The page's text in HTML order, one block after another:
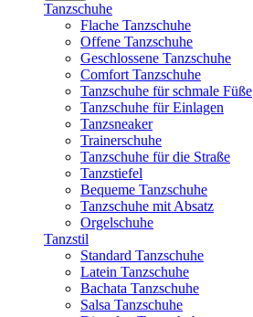
Tanzschuhe
Flache Tanzschuhe
Offene Tanzschuhe
Geschlossene Tanzschuhe
Comfort Tanzschuhe
Tanzschuhe für schmale Füße
Tanzschuhe für Einlagen
Tanzsneaker
Trainerschuhe
Tanzschuhe für die Straße
Tanzstiefel
Bequeme Tanzschuhe
Tanzschuhe mit Absatz
Orgelschuhe
Tanzstil
Standard Tanzschuhe
Latein Tanzschuhe
Bachata Tanzschuhe
Salsa Tanzschuhe